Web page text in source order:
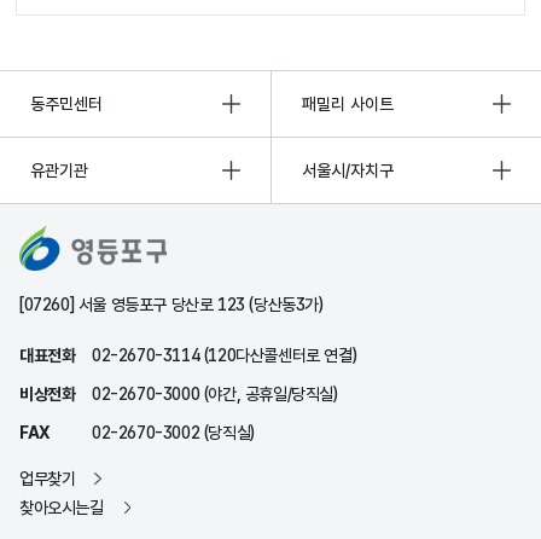
동주민센터 패밀리 사이트
유관기관 서울시/자치구
[07260] 서울 영등포구 당산로 123 (당산동3가)
대표전화
02-2670-3114 (120다산콜센터로 연결)
비상전화
02-2670-3000 (야간, 공휴일/당직실)
FAX
02-2670-3002 (당직실)
업무찾기
찾아오시는길